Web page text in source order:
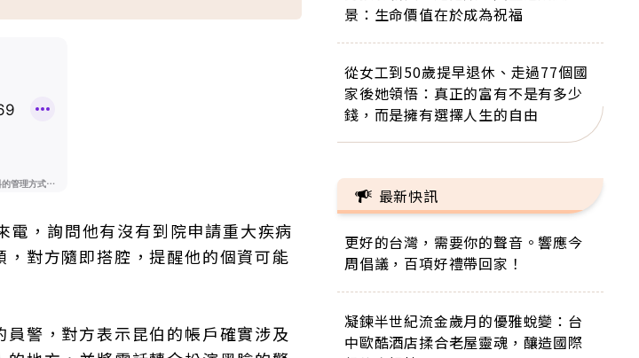
，詢問他有沒有到院申請重大疾病
對方隨即搭腔，提醒他的個資可能
警，對方表示昆伯的帳戶確實涉及
景：生命價值在於成為祝福
從女工到50歲提早退休、走過77個國
家後她領悟：真正的富有不是有多少
錢，而是擁有選擇人生的自由
最新快訊
更好的台灣，需要你的聲音。響應今
周倡議，百項好禮帶回家！
凝鍊半世紀流金歲月的優雅蛻變：台
中歐酷酒店揉合老屋靈魂，釀造國際